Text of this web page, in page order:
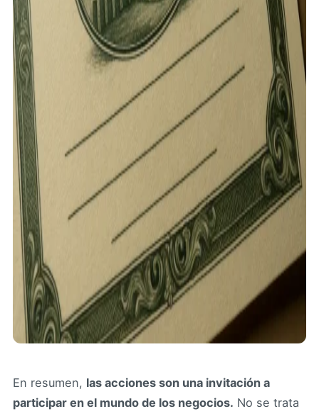
En resumen, las acciones son una invitación a
participar en el mundo de los negocios. No se trata